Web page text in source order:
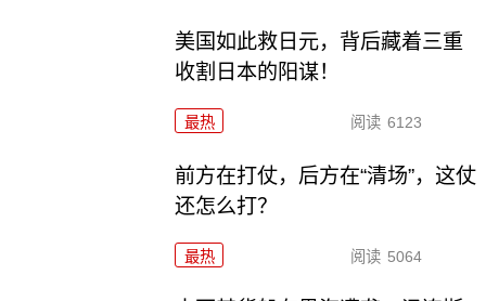
美国如此救日元，背后藏着三重
收割日本的阳谋！
最热 阅读 6123
前方在打仗，后方在“清场”，这仗
还怎么打？
最热 阅读 5064